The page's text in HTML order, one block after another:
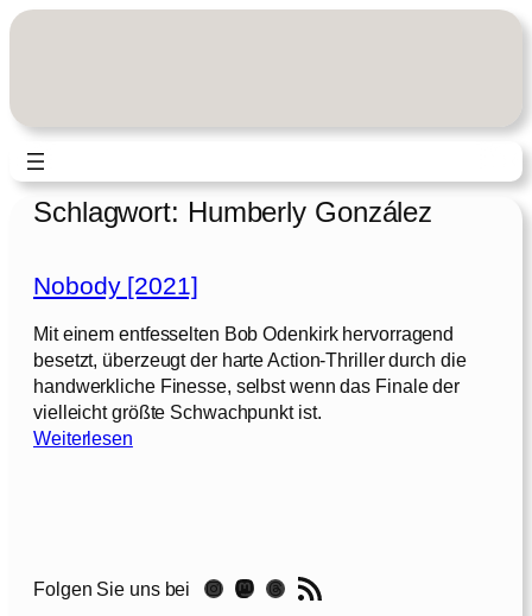
Zum
Schlagwort: Humberly González
Nobody [2021]
Mit einem entfesselten Bob Odenkirk hervorragend
besetzt, überzeugt der harte Action-Thriller durch die
handwerkliche Finesse, selbst wenn das Finale der
vielleicht größte Schwachpunkt ist.
Weiterlesen:
y
Folgen Sie uns bei Instagram Mastodon Threads RSS-Feed